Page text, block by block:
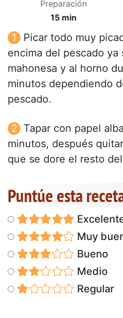
Preparación
15 min
Picar todo muy
encima del pescado ya
mahonesa y al horno
minutos dependiendo
pescado.
Tapar con papel
minutos, después
que se dore el resto
Puntúe esta
Muy
Bueno
Medio
Regular